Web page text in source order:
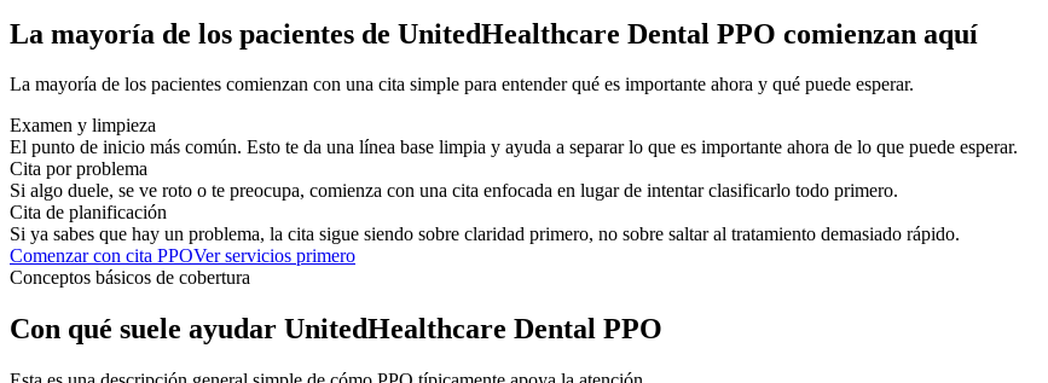
La mayoría de los pacientes de UnitedHealthcare Dental PPO comienzan aquí
La mayoría de los pacientes comienzan con una cita simple para entender qué es importante ahora y qué puede esperar.
Examen y limpieza
El punto de inicio más común. Esto te da una línea base limpia y ayuda a separar lo que es importante ahora de lo que puede esperar.
Cita por problema
Si algo duele, se ve roto o te preocupa, comienza con una cita enfocada en lugar de intentar clasificarlo todo primero.
Cita de planificación
Si ya sabes que hay un problema, la cita sigue siendo sobre claridad primero, no sobre saltar al tratamiento demasiado rápido.
Comenzar con cita PPOVer servicios primero
Conceptos básicos de cobertura
Con qué suele ayudar UnitedHealthcare Dental PPO